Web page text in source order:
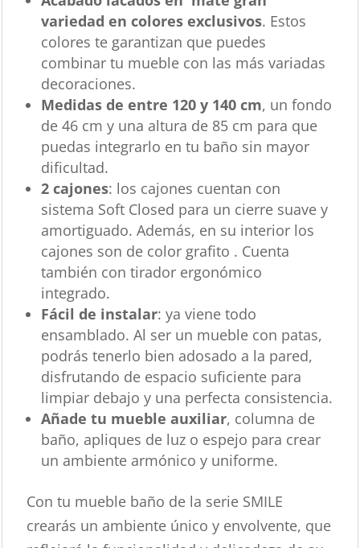
variedad en colores exclusivos. Estos
colores te garantizan que puedes
combinar tu mueble con las más variadas
decoraciones.
Medidas de entre 120 y 140 cm, un fondo
de 46 cm y una altura de 85 cm para que
puedas integrarlo en tu baño sin mayor
dificultad.
2 cajones: los cajones cuentan con
sistema Soft Closed para un cierre suave y
amortiguado. Además, en su interior los
cajones son de color grafito . Cuenta
también con tirador ergonómico
integrado.
Fácil de instalar: ya viene todo
ensamblado. Al ser un mueble con patas,
podrás tenerlo bien adosado a la pared,
disfrutando de espacio suficiente para
limpiar debajo y una perfecta consistencia.
Añade tu mueble auxiliar, columna de
baño, apliques de luz o espejo para crear
un ambiente armónico y uniforme.
Con tu mueble baño de la serie SMILE
crearás un ambiente único y envolvente, que